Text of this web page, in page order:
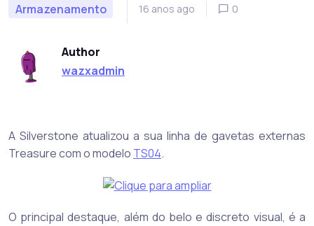
Armazenamento 16 anos ago 0
Author
wazxadmin
A Silverstone atualizou a sua linha de gavetas externas
Treasure com o modelo TS04.
O principal destaque, além do belo e discreto visual, é a